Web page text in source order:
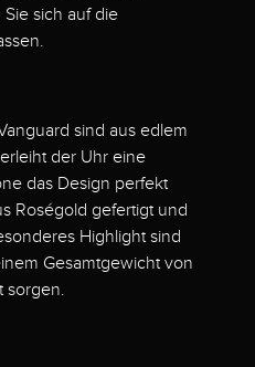
sich auf die
sind aus edlem
der Uhr eine
das Design perfekt
Roségold gefertigt und
Highlight sind
Gesamtgewicht von
sorgen.